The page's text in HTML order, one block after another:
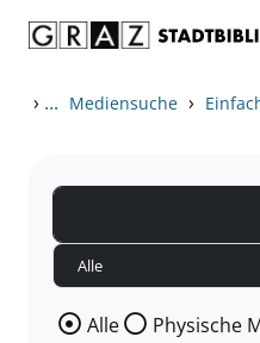
› ... Mediensuche ›
Wählen Sie die
Alle Physische